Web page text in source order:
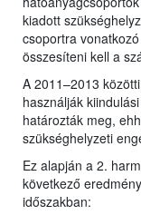
kiadott
csoportra
összesíteni kell a
A 2011–2013
használják
határozták meg,
szükséghelyzeti
Ez alapján a 2.
következő
időszakban: